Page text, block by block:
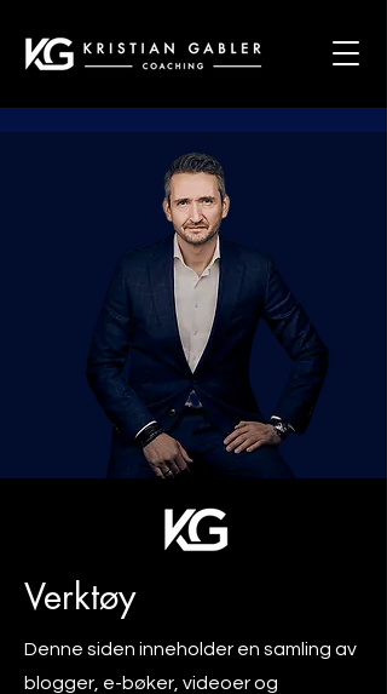
Verktøy
Denne siden inneholder en samling av
blogger, e-bøker, videoer og